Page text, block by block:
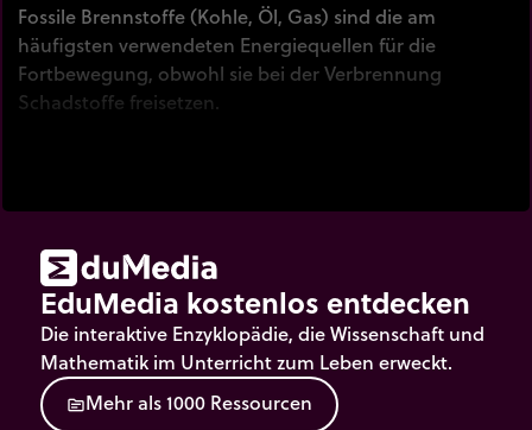
Fossile Brennstoffe (Kohle, Öl, Gas) sind die am
häufigsten verwendeten Energiequellen für die
Fortbewegung, obwohl sie bei der Verbrennung
Schadstoffe freisetzen.
Energiequellen kombiniert werden, wie zum Beispiel bei
tritt), dem Elektroauto (das manchmal auch mit einem
internen Verbrennungsmotor ausgestattet ist), oder
einem Segelflieger und Heißluftballon, die eine
Startenergiequelle benötigen, bevor sie die Kraft des
Windes nutzen können.
EduMedia kostenlos entdecken
Die interaktive Enzyklopädie, die Wissenschaft und
Mathematik im Unterricht zum Leben erweckt.
sourceMehrals1000 Ressourcen